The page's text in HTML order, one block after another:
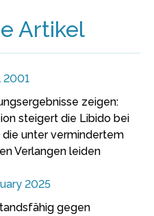
Artikel
2001
zeigen:
steigert die Libido bei
die unter vermindertem
Verlangen leiden
2025
gegen